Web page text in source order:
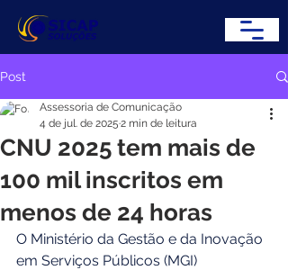
Post
CNU 2025 tem mais de
100 mil inscritos em
menos de 24 horas
Assessoria de Comunicação
4 de jul. de 2025 2 min de leitura
O Ministério da Gestão e da Inovação
em Serviços Públicos (MGI)